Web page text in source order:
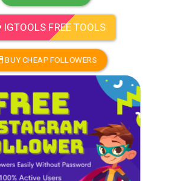
IGTOOLS FREE TOOLS
BUY CHEAP FOLLOWERS